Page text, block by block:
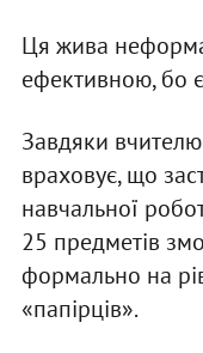
Ця жива
ефективною, бо
Завдяки
враховує, що
навчальної
25 предметів
формально на
«папірців».